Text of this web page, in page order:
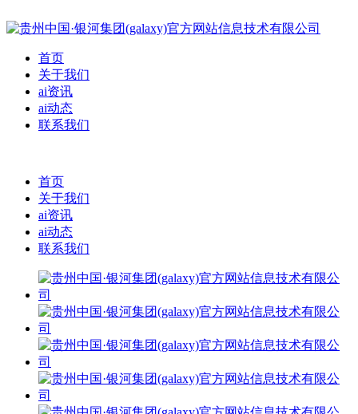
首页
关于我们
ai资讯
ai动态
联系我们
首页
关于我们
ai资讯
ai动态
联系我们